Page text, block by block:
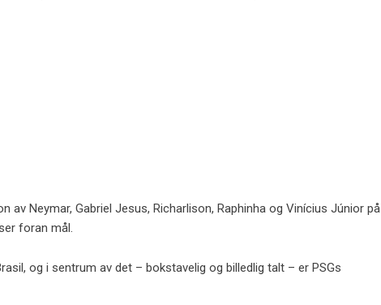
av Neymar, Gabriel Jesus, Richarlison, Raphinha og Vinícius Júnior på
foran mål.
og i sentrum av det – bokstavelig og billedlig talt – er PSGs